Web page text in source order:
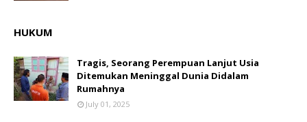
HUKUM
Tragis, Seorang Perempuan Lanjut Usia
Ditemukan Meninggal Dunia Didalam
Rumahnya
July 01, 2025